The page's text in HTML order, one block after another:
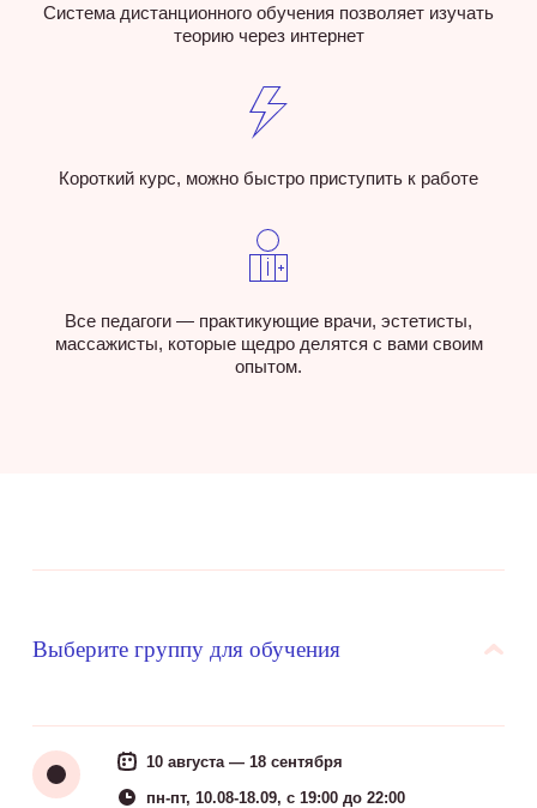
Система дистанционного обучения позволяет изучать
теорию через интернет
Короткий курс, можно быстро приступить к работе
Все педагоги — практикующие врачи, эстетисты,
массажисты, которые щедро делятся с вами своим
опытом.
Выберите группу для обучения
10 августа — 18 сентября
пн-пт, 10.08-18.09, c 19:00 до 22:00